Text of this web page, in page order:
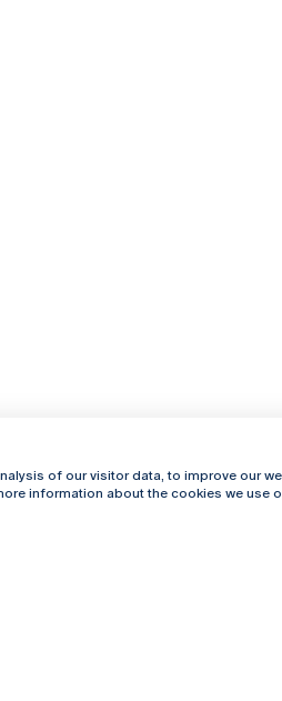
of our visitor data, to improve our
information about the cookies we use